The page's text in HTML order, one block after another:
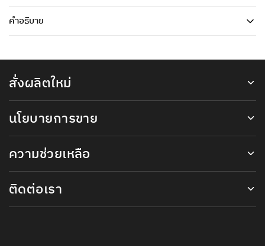
คำอธิบาย
สั่งผลิตใหม่
นโยบายการขาย
ความช่วยเหลือ
ติดต่อเรา